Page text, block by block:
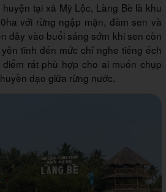
tại xã Mỹ Lộc, Làng Bè là khu
với rừng ngập mặn, đầm sen và
đây vào buổi sáng sớm khi sen còn
tĩnh đến mức chỉ nghe tiếng ếch
rất phù hợp cho ai muốn chụp
dạo giữa rừng nước.